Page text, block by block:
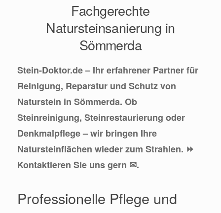
Fachgerechte
Natursteinsanierung in
Sömmerda
Stein-Doktor.de – Ihr erfahrener Partner für
Reinigung, Reparatur und Schutz von
Naturstein in Sömmerda. Ob
Steinreinigung, Steinrestaurierung oder
Denkmalpflege – wir bringen Ihre
Natursteinflächen wieder zum Strahlen. ⏩
Kontaktieren Sie uns gern ✉.
Professionelle Pflege und